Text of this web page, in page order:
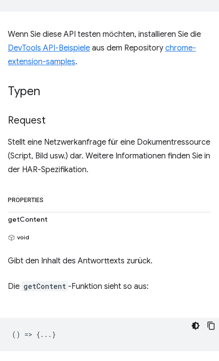
Wenn Sie diese API testen möchten, installieren Sie die
DevTools API-Beispiele aus dem Repository chrome-
extension-samples.
Typen
Request
Stellt eine Netzwerkanfrage für eine Dokumentressource
(Script, Bild usw.) dar. Weitere Informationen finden Sie in
der HAR-Spezifikation.
PROPERTIES
getContent
void
Gibt den Inhalt des Antworttexts zurück.
Die getContent -Funktion sieht so aus:
() => {...}